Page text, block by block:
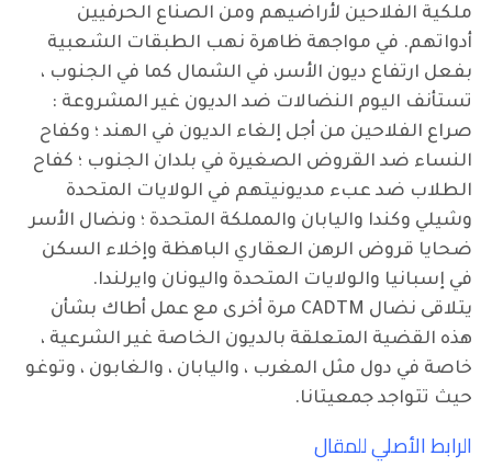
ملكية الفلاحين لأراضيهم ومن الصناع الحرفيين
أدواتهم. في مواجهة ظاهرة نهب الطبقات الشعبية
بفعل ارتفاع ديون الأسر، في الشمال كما في الجنوب ،
تستأنف اليوم النضالات ضد الديون غير المشروعة :
صراع الفلاحين من أجل إلغاء الديون في الهند ؛ وكفاح
النساء ضد القروض الصغيرة في بلدان الجنوب ؛ كفاح
الطلاب ضد عبء مديونيتهم في الولايات المتحدة
وشيلي وكندا واليابان والمملكة المتحدة ؛ ونضال الأسر
ضحايا قروض الرهن العقاري الباهظة وإخلاء السكن
في إسبانيا والولايات المتحدة واليونان وايرلندا.
يتلاقى نضال CADTM مرة أخرى مع عمل أطاك بشأن
هذه القضية المتعلقة بالديون الخاصة غير الشرعية ،
خاصة في دول مثل المغرب ، واليابان ، والغابون ، وتوغو
حيث تتواجد جمعيتانا.
الرابط الأصلي للمقال